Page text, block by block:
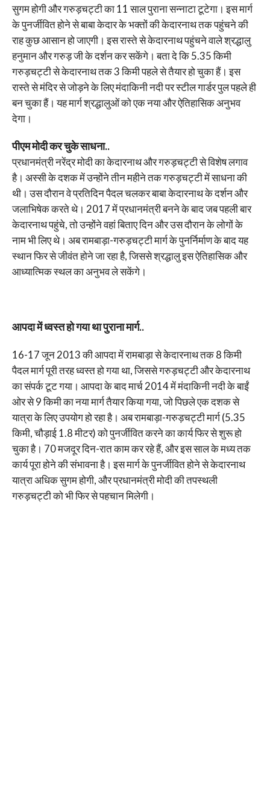
सुगम होगी और गरुड़चट्टी का 11 साल पुराना सन्नाटा टूटेगा। इस मार्ग
के पुनर्जीवित होने से बाबा केदार के भक्तों की केदारनाथ तक पहुंचने की
राह कुछ आसान हो जाएगी। इस रास्ते से केदारनाथ पहुंचने वाले श्रद्धालु
हनुमान और गरुड़ जी के दर्शन कर सकेंगे। बता दे कि 5.35 किमी
गरुड़चट्टी से केदारनाथ तक 3 किमी पहले से तैयार हो चुका हैं। इस
रास्ते से मंदिर से जोड़ने के लिए मंदाकिनी नदी पर स्टील गार्डर पुल पहले ही
बन चुका हैं। यह मार्ग श्रद्धालुओं को एक नया और ऐतिहासिक अनुभव
देगा।
पीएम मोदी कर चुके साधना..
प्रधानमंत्री नरेंद्र मोदी का केदारनाथ और गरुड़चट्टी से विशेष लगाव
है। अस्सी के दशक में उन्होंने तीन महीने तक गरुड़चट्टी में साधना की
थी। उस दौरान वे प्रतिदिन पैदल चलकर बाबा केदारनाथ के दर्शन और
जलाभिषेक करते थे। 2017 में प्रधानमंत्री बनने के बाद जब पहली बार
केदारनाथ पहुंचे, तो उन्होंने वहां बिताए दिन और उस दौरान के लोगों के
नाम भी लिए थे। अब रामबाड़ा-गरुड़चट्टी मार्ग के पुनर्निर्माण के बाद यह
स्थान फिर से जीवंत होने जा रहा है, जिससे श्रद्धालु इस ऐतिहासिक और
आध्यात्मिक स्थल का अनुभव ले सकेंगे।
आपदा में ध्वस्त हो गया था पुराना मार्ग..
16-17 जून 2013 की आपदा में रामबाड़ा से केदारनाथ तक 8 किमी
पैदल मार्ग पूरी तरह ध्वस्त हो गया था, जिससे गरुड़चट्टी और केदारनाथ
का संपर्क टूट गया। आपदा के बाद मार्च 2014 में मंदाकिनी नदी के बाईं
ओर से 9 किमी का नया मार्ग तैयार किया गया, जो पिछले एक दशक से
यात्रा के लिए उपयोग हो रहा है। अब रामबाड़ा-गरुड़चट्टी मार्ग (5.35
किमी, चौड़ाई 1.8 मीटर) को पुनर्जीवित करने का कार्य फिर से शुरू हो
चुका है। 70 मजदूर दिन-रात काम कर रहे हैं, और इस साल के मध्य तक
कार्य पूरा होने की संभावना है। इस मार्ग के पुनर्जीवित होने से केदारनाथ
यात्रा अधिक सुगम होगी, और प्रधानमंत्री मोदी की तपस्थली
गरुड़चट्टी को भी फिर से पहचान मिलेगी।